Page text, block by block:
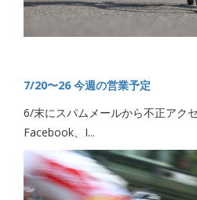
7/20〜26 今週の営業予定
6/末にスパムメールから不正アク
Facebook、I...